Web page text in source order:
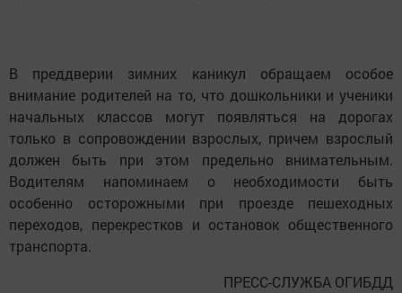
В преддверии зимних каникул обращаем особое
внимание родителей на то, что дошкольники и ученики
начальных классов могут появляться на дорогах
только в сопровождении взрослых, причем взрослый
должен быть при этом предельно внимательным.
Водителям напоминаем о необходимости быть
особенно осторожными при проезде пешеходных
переходов, перекрестков и остановок общественного
транспорта.
ПРЕСС-СЛУЖБА ОГИБДД